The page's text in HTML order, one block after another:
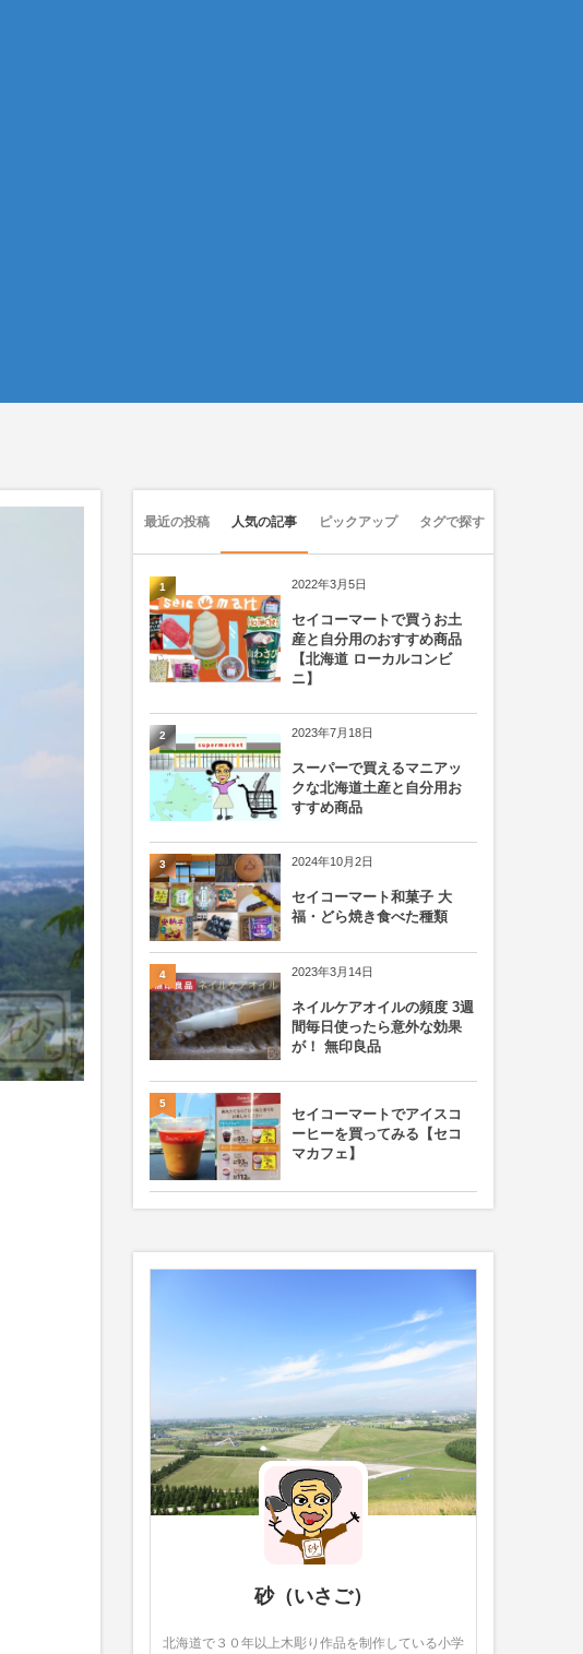
最近の投稿 人気の記事 ピックアップ タグで探す
2022年3月5日
セイコーマートで買うお土
産と自分用のおすすめ商品
【北海道 ローカルコンビ
ニ】
1
2023年7月18日
スーパーで買えるマニアッ
クな北海道土産と自分用お
すすめ商品
2
2024年10月2日
セイコーマート和菓子 大
福・どら焼き食べた種類
3
2023年3月14日
ネイルケアオイルの頻度 3週
間毎日使ったら意外な効果
が！ 無印良品
4
セイコーマートでアイスコ
ーヒーを買ってみる【セコ
マカフェ】
5
砂（いさご）
北海道で３０年以上木彫り作品を制作している小学